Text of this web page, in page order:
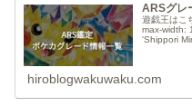
ARSグレ
遊戯王はこ
max-width:
'Shippori
hiroblogwakuwaku.com